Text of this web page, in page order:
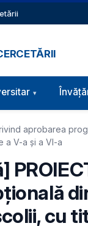
aprobarea
a V-a și a VI-a
cu